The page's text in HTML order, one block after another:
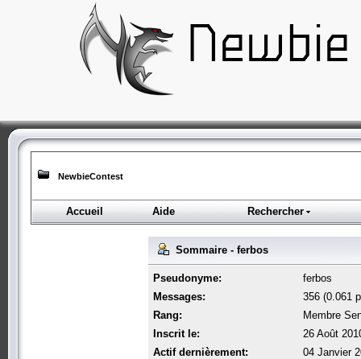
NewbieContest
Accueil Aide Rechercher
Sommaire - ferbos
Pseudonyme:
ferbos
Messages:
356 (0.061
Rang:
Membre
Inscrit le:
26 Août
Actif dernièrement:
04 Janvier